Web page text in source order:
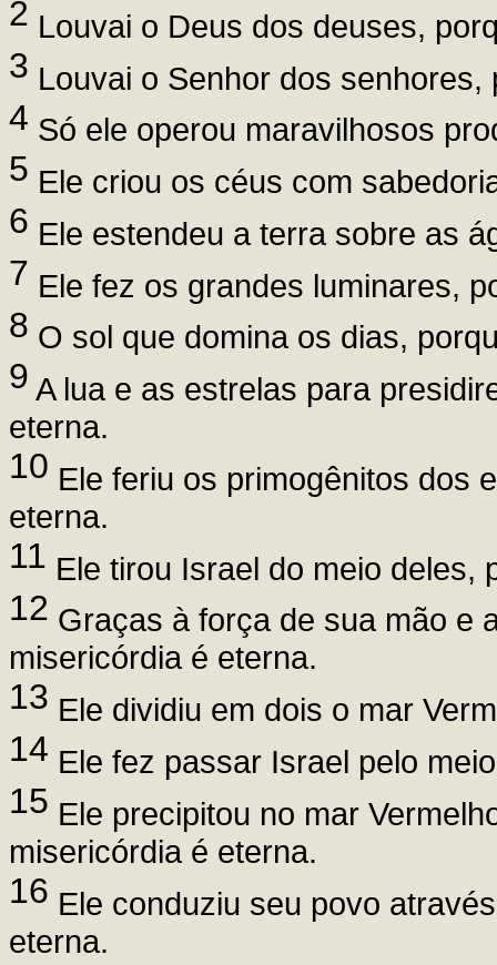
2 Louvai o Deus dos deuses,
3 Louvai o Senhor dos
4 Só ele operou maravilhosos
5 Ele criou os céus com
6 Ele estendeu a terra sobre as
7 Ele fez os grandes luminares,
8 O sol que domina os dias,
9 A lua e as estrelas para
eterna.
10 Ele feriu os primogênitos dos
eterna.
11 Ele tirou Israel do meio deles,
12 Graças à força de sua mão e
misericórdia é eterna.
13 Ele dividiu em dois o mar
14 Ele fez passar Israel pelo
15 Ele precipitou no mar
misericórdia é eterna.
16 Ele conduziu seu povo
eterna.